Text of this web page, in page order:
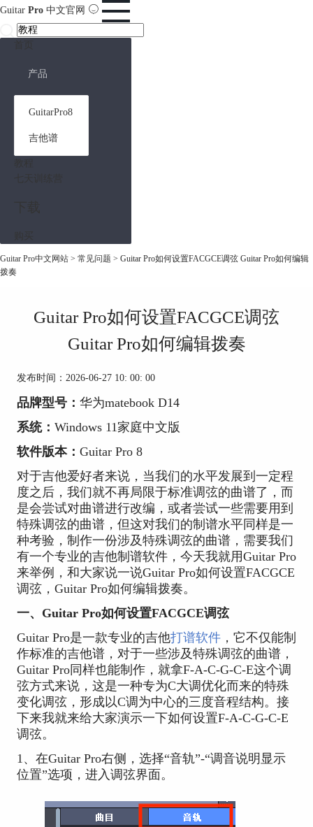
Guitar Pro 中文官网
产品
GuitarPro8
吉他谱
Guitar Pro中文网站 > 常见问题 > Guitar Pro如何设置FACGCE调弦 Guitar Pro如何编辑
拨奏
Guitar Pro如何设置FACGCE调弦
Guitar Pro如何编辑拨奏
发布时间：2026-06-27 10: 00: 00
品牌型号： 华为matebook D14
系统： Windows 11家庭中文版
软件版本： Guitar Pro 8
对于吉他爱好者来说，当我们的水平发展到一定程
度之后，我们就不再局限于标准调弦的曲谱了，而
是会尝试对曲谱进行改编，或者尝试一些需要用到
特殊调弦的曲谱，但这对我们的制谱水平同样是一
种考验，制作一份涉及特殊调弦的曲谱，需要我们
有一个专业的吉他制谱软件，今天我就用Guitar Pro
来举例，和大家说一说Guitar Pro如何设置FACGCE
调弦，Guitar Pro如何编辑拨奏。
一、Guitar Pro如何设置FACGCE调弦
Guitar Pro是一款专业的吉他打谱软件，它不仅能制
作标准的吉他谱，对于一些涉及特殊调弦的曲谱，
Guitar Pro同样也能制作，就拿F-A-C-G-C-E这个调
弦方式来说，这是一种专为C大调优化而来的特殊
变化调弦，形成以C调为中心的三度音程结构。接
下来我就来给大家演示一下如何设置F-A-C-G-C-E
调弦。
1、在Guitar Pro右侧，选择“音轨”-“调音说明显示
位置”选项，进入调弦界面。